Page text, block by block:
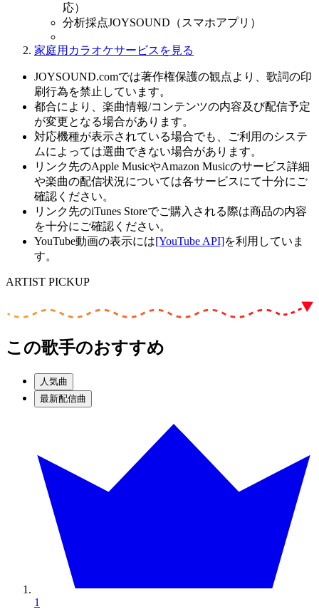
応）
分析採点JOYSOUND（スマホアプリ）
家庭用カラオケサービスを見る
JOYSOUND.comでは著作権保護の観点より、歌詞の印
刷行為を禁止しています。
都合により、楽曲情報/コンテンツの内容及び配信予定
が変更となる場合があります。
対応機種が表示されている場合でも、ご利用のシステ
ムによっては選曲できない場合があります。
リンク先のApple MusicやAmazon Musicのサービス詳細
や楽曲の配信状況については各サービスにて十分にご
確認ください。
リンク先のiTunes Storeでご購入される際は商品の内容
を十分にご確認ください。
YouTube動画の表示には[YouTube API]を利用していま
す。
ARTIST PICKUP
この歌手のおすすめ
人気曲
最新配信曲
1